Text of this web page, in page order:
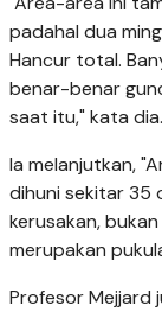
padahal dua
Hancur total.
benar-benar
saat itu," kata dia.
Ia melanjutkan,
dihuni sekitar 35
kerusakan,
merupakan
Profesor Mejjard